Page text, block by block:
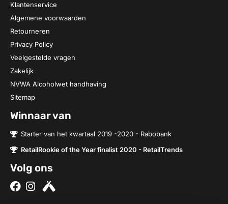
Klantenservice
Algemene voorwaarden
Retourneren
Privacy Policy
Veelgestelde vragen
Zakelijk
NVWA Alcoholwet handhaving
Sitemap
Winnaar van
Starter van het kwartaal 2019 -2020 - Rabobank
RetailRookie of the Year finalist 2020 - RetailTrends
Volg ons